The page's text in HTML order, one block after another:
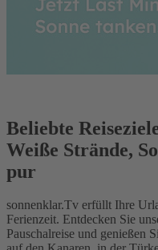
Beliebte
Weiße Strände,
pur
sonnenklar.Tv erfüllt Ihre
Ferienzeit. Entdecken Sie
Pauschalreise und genießen